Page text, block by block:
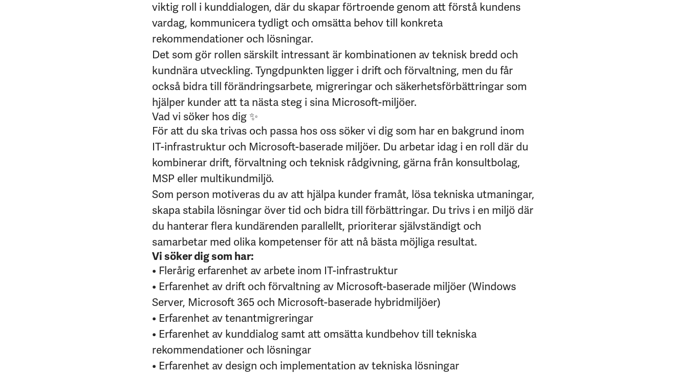
viktig roll i kunddialogen, där du skapar förtroende genom att förstå kundens
vardag, kommunicera tydligt och omsätta behov till konkreta
rekommendationer och lösningar.
Det som gör rollen särskilt intressant är kombinationen av teknisk bredd och
kundnära utveckling. Tyngdpunkten ligger i drift och förvaltning, men du får
också bidra till förändringsarbete, migreringar och säkerhetsförbättringar som
hjälper kunder att ta nästa steg i sina Microsoft-miljöer.
Vad vi söker hos dig ✨
För att du ska trivas och passa hos oss söker vi dig som har en bakgrund inom
IT-infrastruktur och Microsoft-baserade miljöer. Du arbetar idag i en roll där du
kombinerar drift, förvaltning och teknisk rådgivning, gärna från konsultbolag,
MSP eller multikundmiljö.
Som person motiveras du av att hjälpa kunder framåt, lösa tekniska utmaningar,
skapa stabila lösningar över tid och bidra till förbättringar. Du trivs i en miljö där
du hanterar flera kundärenden parallellt, prioriterar självständigt och
samarbetar med olika kompetenser för att nå bästa möjliga resultat.
Vi söker dig som har:
• Flerårig erfarenhet av arbete inom IT-infrastruktur
• Erfarenhet av drift och förvaltning av Microsoft-baserade miljöer (Windows
Server, Microsoft 365 och Microsoft-baserade hybridmiljöer)
• Erfarenhet av tenantmigreringar
• Erfarenhet av kunddialog samt att omsätta kundbehov till tekniska
rekommendationer och lösningar
• Erfarenhet av design och implementation av tekniska lösningar